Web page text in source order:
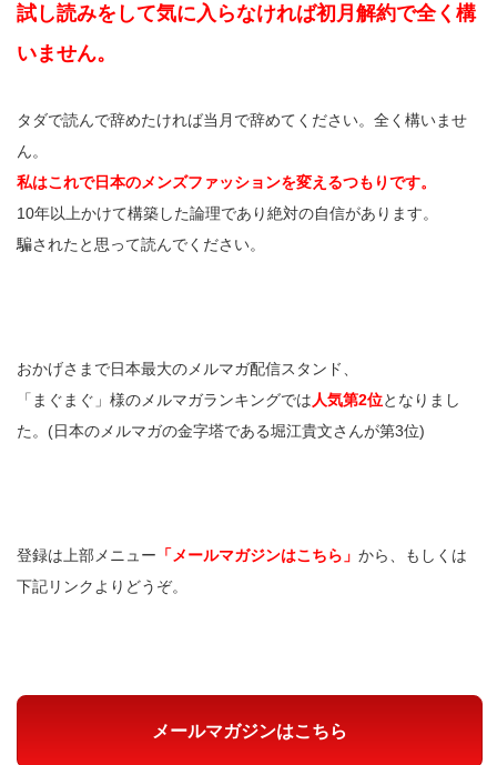
試し読みをして気に入らなければ初月解約で全く構
いません。
タダで読んで辞めたければ当月で辞めてください。全く構いませ
ん。
私はこれで日本のメンズファッションを変えるつもりです。
10年以上かけて構築した論理であり絶対の自信があります。
騙されたと思って読んでください。
おかげさまで日本最大のメルマガ配信スタンド、
「まぐまぐ」様のメルマガランキングでは 人気第2位となりまし
た。(日本のメルマガの金字塔である堀江貴文さんが第3位)
登録は上部メニュー 「メールマガジンはこちら」 から、もしくは
下記リンクよりどうぞ。
メールマガジンはこちら